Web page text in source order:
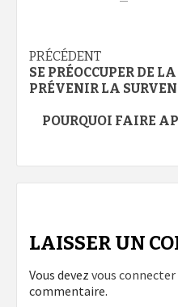
Navigation
d’article
PRÉCÉDENT
SE PRÉOCCUPER DE
PRÉVENIR LA
POURQUOI FAIRE
LAISSER UN
Vous devez vous connecter
commentaire.